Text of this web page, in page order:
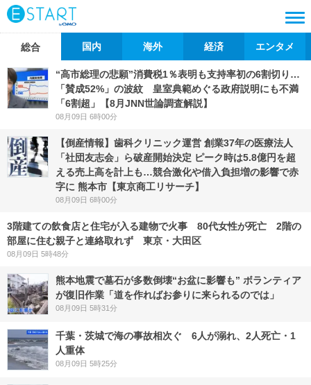
総合 国内 海外 経済 エンタメ
“高市総理の悲願”消費税1％表明も支持率初の6割切り…
「賛成52%」の波紋 皇室典範めぐる政府説明にも不満
「6割超」【8月JNN世論調査解説】
08月09日 6時00分
【倒産情報】歯科クリニック運営 創業37年の医療法人
「社団友志会」ら破産開始決定 ピーク時は5.8億円を超
える売上高を計上も…競合激化や借入負担増の影響で赤
字に 熊本市【東京商工リサーチ】
08月09日 6時00分
3階建ての飲食店と住宅が入る建物で火事 80代女性が死亡 2階の
部屋に住む親子と連絡取れず 東京・大田区
08月09日 5時48分
熊本地震で墓石が多数倒壊“お盆に影響も” ボランティア
が復旧作業「道を作ればお参りに来られるのでは」
08月09日 5時31分
千葉・茨城で海の事故相次ぐ 6人が溺れ、2人死亡・1
人重体
08月09日 5時25分